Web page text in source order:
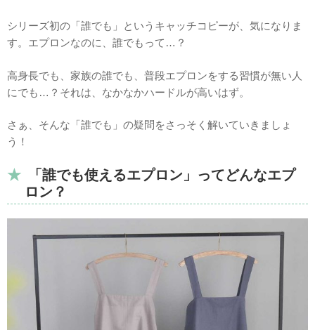
シリーズ初の「誰でも」というキャッチコピーが、気になりま
す。エプロンなのに、誰でもって…？
高身長でも、家族の誰でも、普段エプロンをする習慣が無い人
にでも…？それは、なかなかハードルが高いはず。
さぁ、そんな「誰でも」の疑問をさっそく解いていきましょ
う！
「誰でも使えるエプロン」ってどんなエプ
ロン？